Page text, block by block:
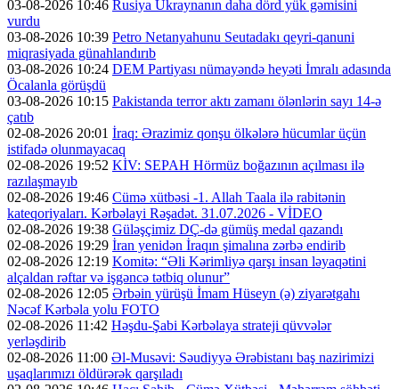
03-08-2026 10:46 Rusiya Ukraynanın daha dörd yük gəmisini
vurdu
03-08-2026 10:39 Petro Netanyahunu Seutadakı qeyri-qanuni
miqrasiyada günahlandırıb
03-08-2026 10:24 DEM Partiyası nümayəndə heyəti İmralı adasında
Öcalanla görüşdü
03-08-2026 10:15 Pakistanda terror aktı zamanı ölənlərin sayı 14-ə
çatıb
02-08-2026 20:01 İraq: Ərazimiz qonşu ölkələrə hücumlar üçün
istifadə olunmayacaq
02-08-2026 19:52 KİV: SEPAH Hörmüz boğazının açılması ilə
razılaşmayıb
02-08-2026 19:46 Cümə xütbəsi -1. Allah Taala ilə rabitənin
kateqoriyaları. Kərbəlayi Rəşadət. 31.07.2026 - VİDEO
02-08-2026 19:38 Güləşçimiz DÇ-də gümüş medal qazandı
02-08-2026 19:29 İran yenidən İraqın şimalına zərbə endirib
02-08-2026 12:19 Komitə: “Əli Kərimliyə qarşı insan ləyaqətini
alçaldan rəftar və işgəncə tətbiq olunur”
02-08-2026 12:05 Ərbəin yürüşü İmam Hüseyn (ə) ziyarətgahı
Nəcəf Kərbəla yolu FOTO
02-08-2026 11:42 Həşdu-Şabi Kərbəlaya strateji qüvvələr
yerləşdirib
02-08-2026 11:00 Əl-Musəvi: Səudiyyə Ərəbistanı baş nazirimizi
uşaqlarımızı öldürərək qarşıladı